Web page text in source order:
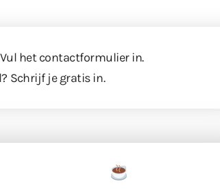
het contactformulierin.
Schrijf je gratis in.